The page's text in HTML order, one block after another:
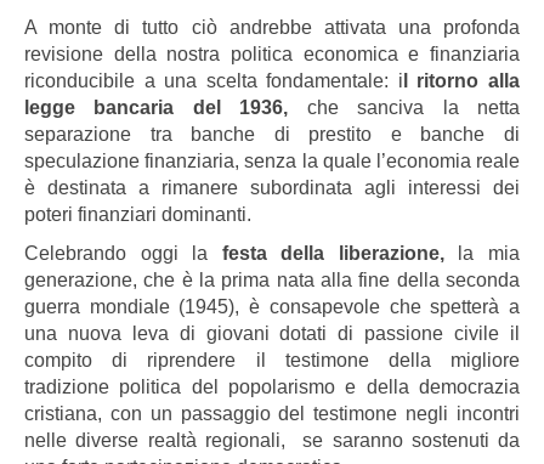
A monte di tutto ciò andrebbe attivata una profonda
revisione della nostra politica economica e finanziaria
riconducibile a una scelta fondamentale: i l ritorno alla
legge bancaria del 1936, che sanciva la netta
separazione tra banche di prestito e banche di
speculazione finanziaria, senza la quale l’economia reale
è destinata a rimanere subordinata agli interessi dei
poteri finanziari dominanti.
Celebrando oggi la festa della liberazione,la mia
generazione, che è la prima nata alla fine della seconda
guerra mondiale (1945), è consapevole che spetterà a
una nuova leva di giovani dotati di passione civile il
compito di riprendere il testimone della migliore
tradizione politica del popolarismo e della democrazia
cristiana, con un passaggio del testimone negli incontri
nelle diverse realtà regionali, se saranno sostenuti da